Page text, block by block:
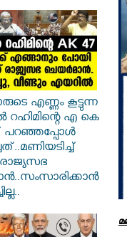
എണ്ണം കൂട്ടുന്ന
റഹിമിന്റെ എ കെ
പറഞ്ഞപ്പോൾ